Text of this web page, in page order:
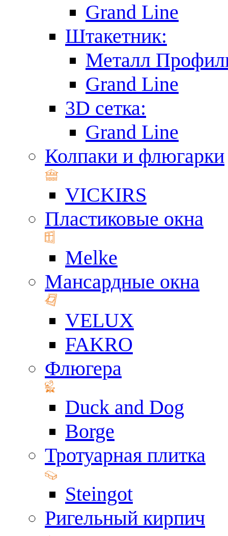
Grand Line
Штакетник:
Металл
Grand Line
3D сетка:
Grand Line
Колпаки и флюгарки
VICKIRS
Пластиковые окна
Melke
Мансардные окна
VELUX
FAKRO
Флюгера
Duck and Dog
Borge
Тротуарная плитка
Steingot
Ригельный кирпич